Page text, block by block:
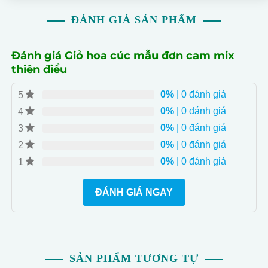
Giỏ hoa độc đáo với sự kết hợp cam mẫu đơn
và thiên điểu. Phù hợp cho mọi dịp chúc mừng.
Kích thước tiêu chuẩn, phù hợp với mọi độ
tuổi. Đảm bảo chất lượng và độ bền.
Sản phẩm đến với nhiều loại hoa tươi tặng
kèm, tạo nên một món quà hoàn hảo.
Dễ dàng cắm hoa và tạo ra một sản phẩm hoa
tặng quà.
ĐÁNH GIÁ SẢN PHẨM
Đánh giá Giỏ hoa cúc mẫu đơn cam mix
thiên điểu
5 0%| 0 đánh giá
4
0%| 0 đánh giá
3
0%| 0 đánh giá
2
0%| 0 đánh giá
1
0%| 0 đánh giá
ĐÁNH GIÁ NGAY
SẢN PHẨM TƯƠNG TỰ